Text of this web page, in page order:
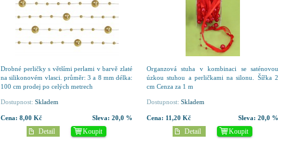
Drobné perličky s většími perlami v barvě zlaté
na silikonovém vlasci. průměr: 3 a 8 mm délka:
100 cm prodej po celých metrech
Dostupnost: Skladem
Cena: 8,00 Kč Sleva: 20,0 %
Koupit
Detail
Organzová stuha v kombinaci se saténovou
úzkou stuhou a perličkami na silonu. Šířka 2
cm Cenza za 1 m
Dostupnost: Skladem
Cena: 11,20 Kč Sleva: 20,0 %
Koupit
Detail